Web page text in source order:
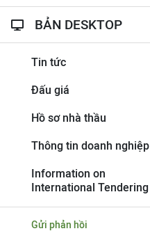
BẢN DESKTOP
Tin tức
Đấu giá
Hồ sơ nhà thầu
Thông tin doanh nghiệp
Information on
International Tendering
Gửi phản hồi